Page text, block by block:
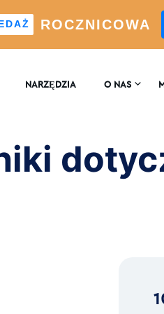
ROCZNICOWA
Inteligencji
NARZĘDZIA O NAS
Z NAMI
RECENZJE